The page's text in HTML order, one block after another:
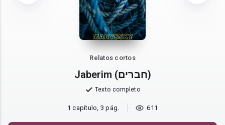
Relatos cortos
Jaberim (חברים)
Texto completo
1 capítulo, 3 pág. 611